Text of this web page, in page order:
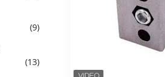
(9)
(13)